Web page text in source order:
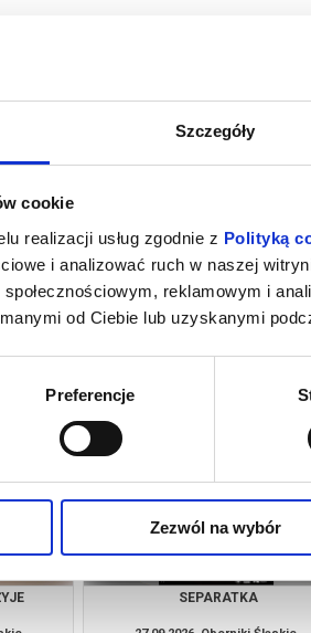
Szczegóły
cookie
realizacji usług zgodnie z Polityką
i analizować ruch w naszej
reklamowym i
od Ciebie lub uzyskanymi
Preferencje
Zezwól na wybór
kup bilet
WŁADCA PIERŚCIENI:
SEPARATKA